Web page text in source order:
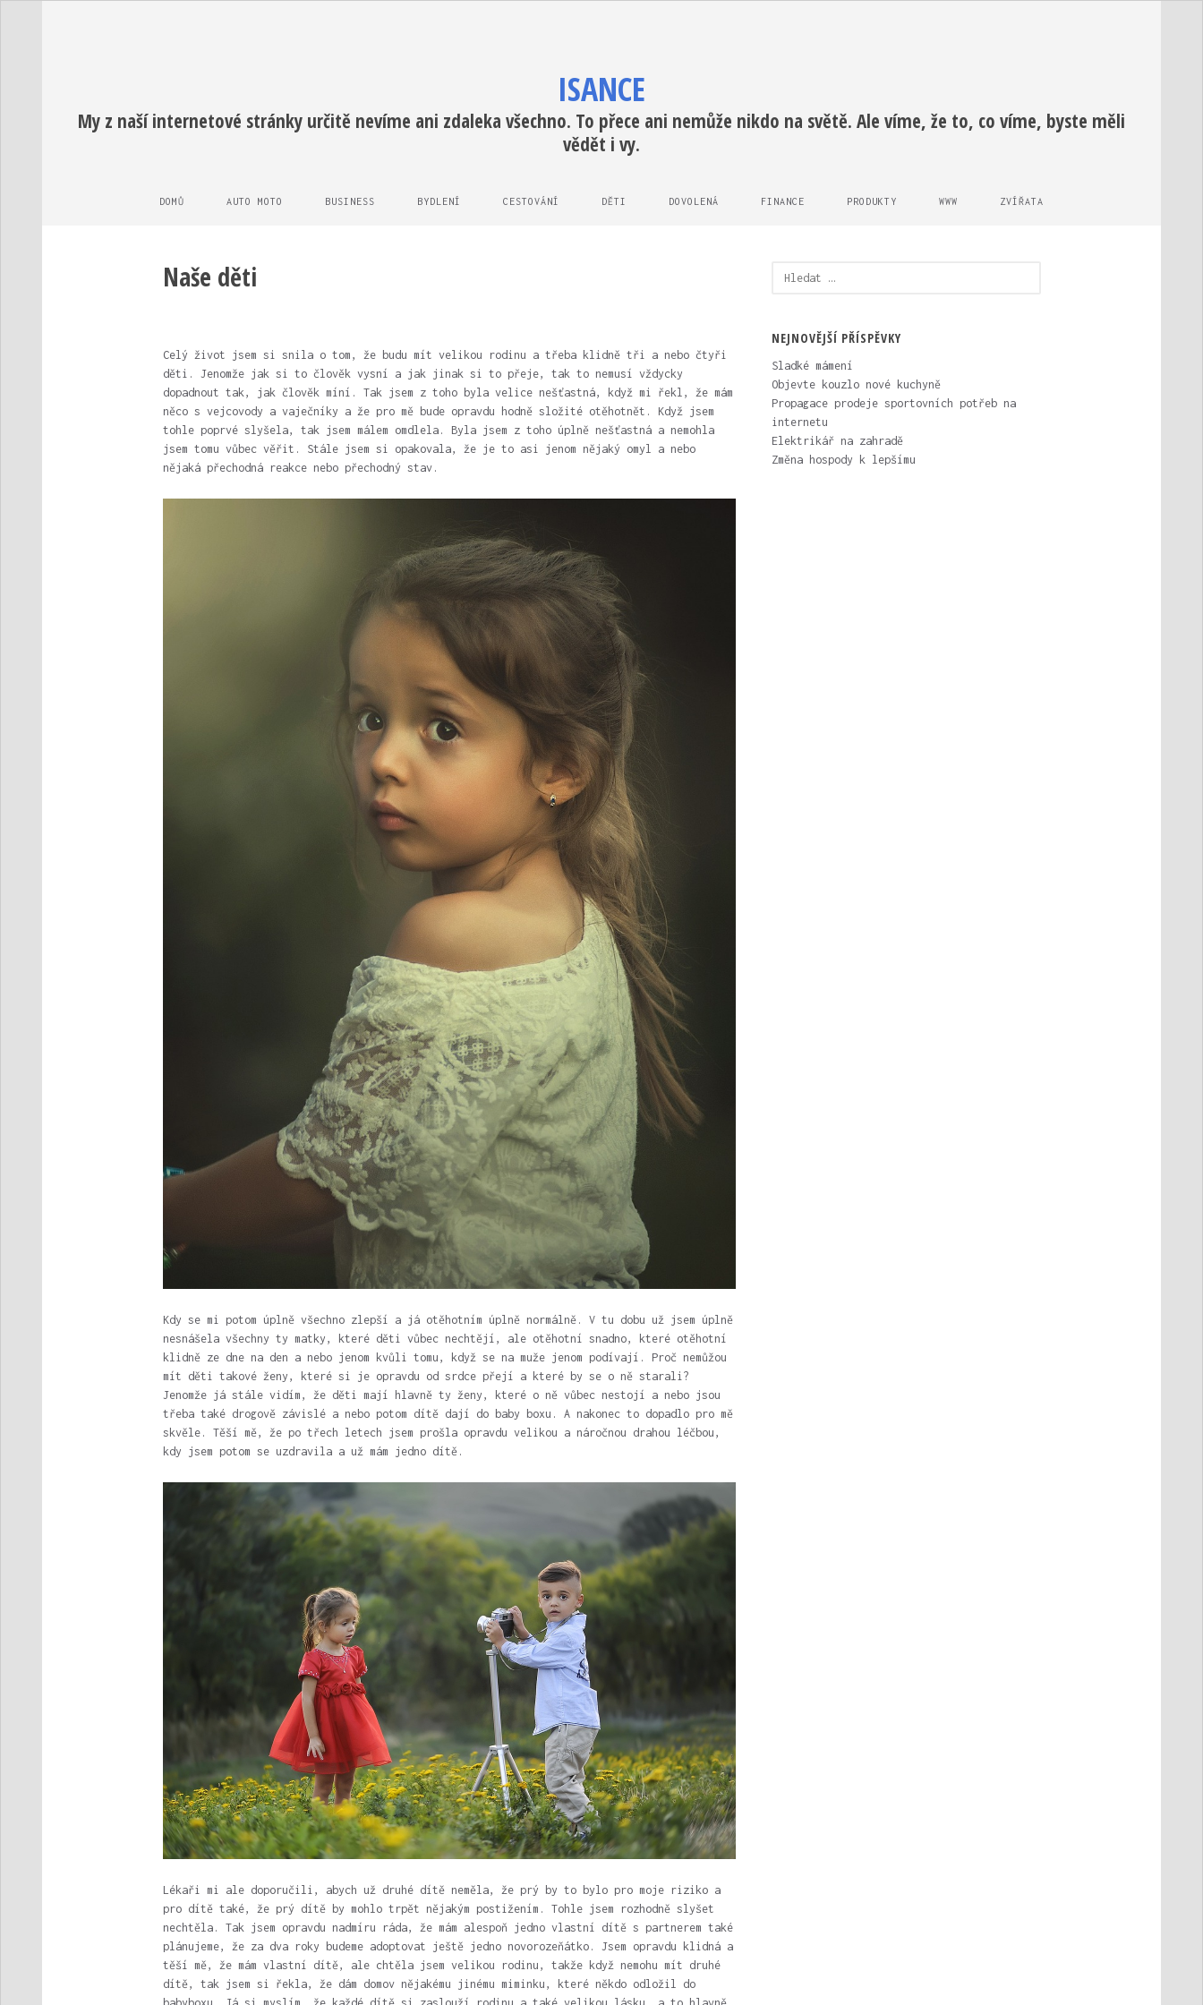
ISANCE
My z naší internetové stránky určitě nevíme ani zdaleka všechno. To přece ani nemůže nikdo na světě. Ale víme, že to, co víme, byste měli
vědět i vy.
DOMŮ AUTO MOTO BUSINESS BYDLENÍ CESTOVÁNÍ DĚTI DOVOLENÁ FINANCE PRODUKTY WWW ZVÍŘATA
Naše děti
Celý život jsem si snila o tom, že budu mít velikou rodinu a třeba klidně tři a nebo čtyři
děti. Jenomže jak si to člověk vysní a jak jinak si to přeje, tak to nemusí vždycky
dopadnout tak, jak člověk míní. Tak jsem z toho byla velice nešťastná, když mi řekl, že mám
něco s vejcovody a vaječníky a že pro mě bude opravdu hodně složité otěhotnět. Když jsem
tohle poprvé slyšela, tak jsem málem omdlela. Byla jsem z toho úplně nešťastná a nemohla
jsem tomu vůbec věřit. Stále jsem si opakovala, že je to asi jenom nějaký omyl a nebo
nějaká přechodná reakce nebo přechodný stav.
Kdy se mi potom úplně všechno zlepší a já otěhotním úplně normálně. V tu dobu už jsem úplně
nesnášela všechny ty matky, které děti vůbec nechtějí, ale otěhotní snadno, které otěhotní
klidně ze dne na den a nebo jenom kvůli tomu, když se na muže jenom podívají. Proč nemůžou
mít děti takové ženy, které si je opravdu od srdce přejí a které by se o ně starali?
Jenomže já stále vidím, že děti mají hlavně ty ženy, které o ně vůbec nestojí a nebo jsou
třeba také drogově závislé a nebo potom dítě dají do baby boxu. A nakonec to dopadlo pro mě
skvěle. Těší mě, že po třech letech jsem prošla opravdu velikou a náročnou drahou léčbou,
kdy jsem potom se uzdravila a už mám jedno dítě.
Lékaři mi ale doporučili, abych už druhé dítě neměla, že prý by to bylo pro moje riziko a
pro dítě také, že prý dítě by mohlo trpět nějakým postižením. Tohle jsem rozhodně slyšet
nechtěla. Tak jsem opravdu nadmíru ráda, že mám alespoň jedno vlastní dítě s partnerem také
plánujeme, že za dva roky budeme adoptovat ještě jedno novorozeňátko. Jsem opravdu klidná a
těší mě, že mám vlastní dítě, ale chtěla jsem velikou rodinu, takže když nemohu mít druhé
dítě, tak jsem si řekla, že dám domov nějakému jinému miminku, které někdo odložil do
Vyhledávání
NEJNOVĚJŠÍ PŘÍSPĚVKY
Sladké mámení
Objevte kouzlo nové kuchyně
Propagace prodeje sportovních potřeb na
internetu
Elektrikář na zahradě
Změna hospody k lepšímu